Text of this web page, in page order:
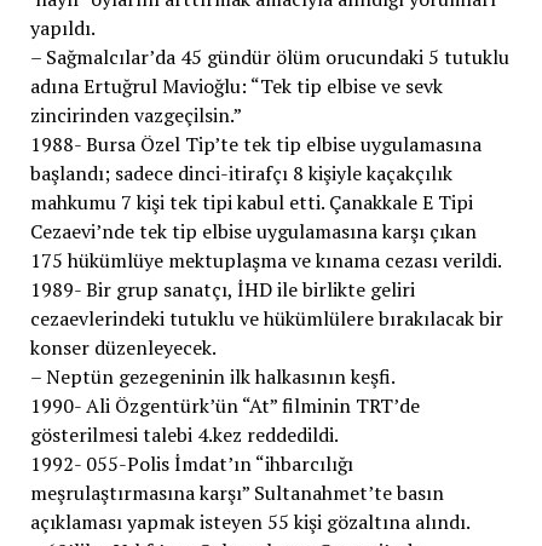
yapıldı.
– Sağmalcılar’da 45 gündür ölüm orucundaki 5 tutuklu
adına Ertuğrul Mavioğlu: “Tek tip elbise ve sevk
zincirinden vazgeçilsin.”
1988- Bursa Özel Tip’te tek tip elbise uygulamasına
başlandı; sadece dinci-itirafçı 8 kişiyle kaçakçılık
mahkumu 7 kişi tek tipi kabul etti. Çanakkale E Tipi
Cezaevi’nde tek tip elbise uygulamasına karşı çıkan
175 hükümlüye mektuplaşma ve kınama cezası verildi.
1989- Bir grup sanatçı, İHD ile birlikte geliri
cezaevlerindeki tutuklu ve hükümlülere bırakılacak bir
konser düzenleyecek.
– Neptün gezegeninin ilk halkasının keşfi.
1990- Ali Özgentürk’ün “At” filminin TRT’de
gösterilmesi talebi 4.kez reddedildi.
1992- 055-Polis İmdat’ın “ihbarcılığı
meşrulaştırmasına karşı” Sultanahmet’te basın
açıklaması yapmak isteyen 55 kişi gözaltına alındı.